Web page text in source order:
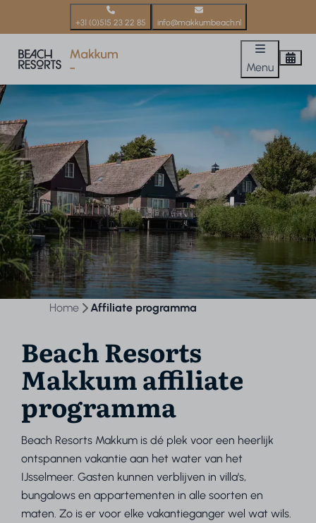
+31 (0)515 23 22 85 info@makkumbeach.nl
Menu
Home Affiliate programma
Beach Resorts
Makkum affiliate
programma
Beach Resorts Makkum is dé plek voor een heerlijk
ontspannen vakantie aan het water van het
IJsselmeer. Gasten kunnen verblijven in villa's,
bungalows en appartementen in alle soorten en
maten. Zo is er voor elke vakantieganger wel wat wils.